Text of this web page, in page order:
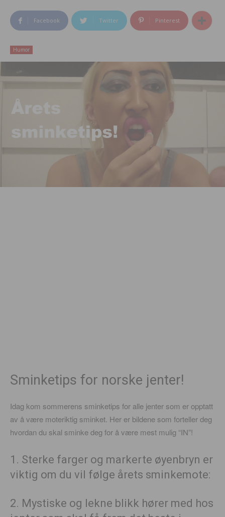
Facebook Twitter Pinterest
Humor
Sminketips for norske jenter!
Idag kom sommerens sminketips for alle jenter som er opptatt
av å være moteriktig sminket. Her er bildene som forteller deg
hvordan du skal sminke deg for å være mest mulig “IN”!
1. Sterke farger og markerte øyenbryn er
viktig om du vil følge årets sminkemote:
2. Mystiske og lekne blikk hører med hos